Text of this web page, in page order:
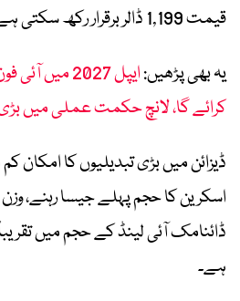
قیمت 1,199 ڈالر برقرار رکھ سکتی ہے۔
یہ بھی پڑھیں:
کرائے گا، لانچ حکمت عملی میں
ڈیزائن میں بڑی تبدیلیوں کا امکان
اسکرین کا حجم پہلے جیسا رہنے،
ہے۔